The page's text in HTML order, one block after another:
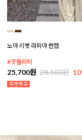
노아 리벳 라피아 썬캡
#굿퀄리티
25,700원 28,500원